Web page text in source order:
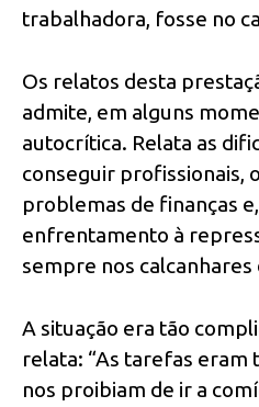
trabalhadora, fosse no
Os relatos desta
admite, em alguns
autocrítica. Relata as
conseguir profissionais,
problemas de finanças
enfrentamento à
sempre nos calcanhares
A situação era tão
relata: “As tarefas eram
nos proibiam de ir a